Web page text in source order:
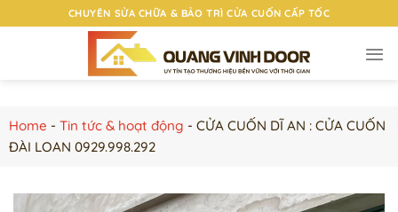
đến
CHUYÊN SỬA CHỮA & BẢO TRÌ CỬA CUỐN CẤP TỐC
Home - Tin tức & hoạt động - CỬA CUỐN DĨ AN : CỬA CUỐN
ĐÀI LOAN 0929.998.292